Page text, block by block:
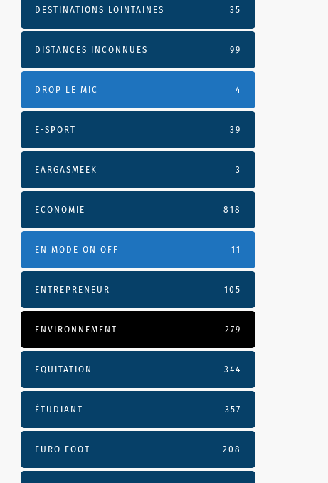
DESTINATIONS LOINTAINES 35
DISTANCES INCONNUES 99
DROP LE MIC 4
E-SPORT 39
EARGASMEEK 3
ECONOMIE 818
EN MODE ON OFF 11
ENTREPRENEUR 105
ENVIRONNEMENT 279
EQUITATION 344
ÉTUDIANT 357
EURO FOOT 208